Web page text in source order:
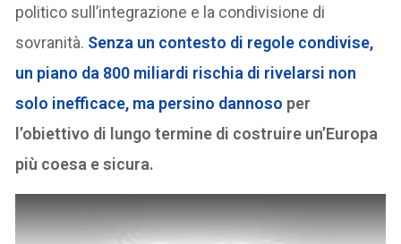
politico sull’integrazione e la condivisione di
sovranità. Senza un contesto di regole condivise,
un piano da 800 miliardi rischia di rivelarsi non
solo inefficace, ma persino dannoso per
l’obiettivo di lungo termine di costruire un’Europa
più coesa e sicura.